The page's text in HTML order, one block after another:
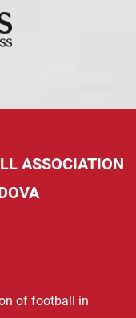
ASSOCIATION
of football in